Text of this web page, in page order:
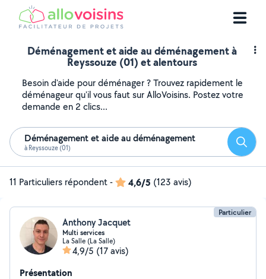
Déménagement et aide au déménagement à
Reyssouze (01) et alentours
Besoin d'aide pour déménager ? Trouvez rapidement le
déménageur qu'il vous faut sur AlloVoisins. Postez votre
demande en 2 clics...
Déménagement et aide au déménagement
à Reyssouze (01)
11 Particuliers répondent- 4,6/5 (123 avis)
Particulier
Anthony Jacquet
Multi services
La Salle (La Salle)
4,9/5 (17 avis)
Présentation